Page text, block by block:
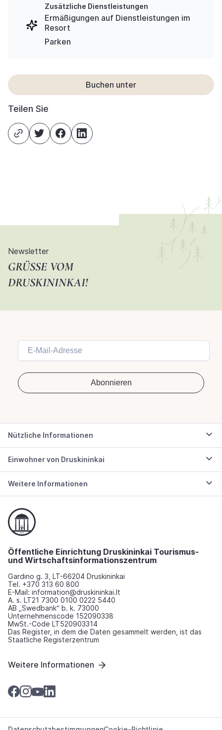
Zusätzliche Dienstleistungen
Ermäßigungen auf Dienstleistungen im
Resort
Parken
Buchen unter
Teilen Sie
Newsletter
GRÜSSE VOM D
RUSKININKAI!
Nützliche Informationen
Einwohner von Druskininkai
Weitere Informationen
Öffentliche Einrichtung Druskininkai Tourismus-
und Wirtschaftsinformationszentrum
Gardino g. 3, LT-66204 Druskininkai
Tel. +370 313 60 800
E-Mail: information@druskininkai.lt
A. s. LT21 7300 0100 0222 5440
AB „Swedbank“ b. k. 73000
Unternehmenscode 152090338
MwSt.-Code LT520903314
Das Register, in dem die Daten gesammelt werden, ist das
Staatliche Registerzentrum
Weitere Informationen